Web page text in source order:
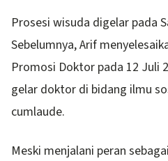
Prosesi wisuda digelar pada
Sebelumnya, Arif
Promosi Doktor pada 12 Juli
gelar doktor di bidang ilmu
cumlaude.
Meski menjalani peran